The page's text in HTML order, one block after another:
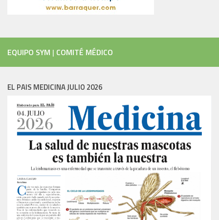
EQUIPO SYM | COMITÉ MÉDICO
EL PAIS MEDICINA JULIO 2026